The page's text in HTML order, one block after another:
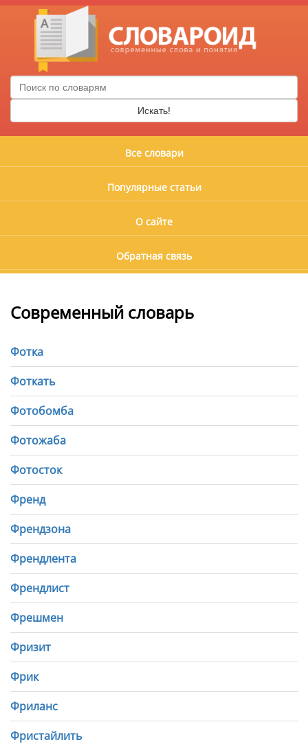
Искать!
Все словари
Популярные статьи
О сайте
Обратная связь
Современный словарь
Фотка
Фоткать
Фотобомба
Фотожаба
Фотосток
Френд
Френдзона
Френдлента
Френдлист
Фрешмен
Фризит
Фрик
Фриланс
Фристайлить